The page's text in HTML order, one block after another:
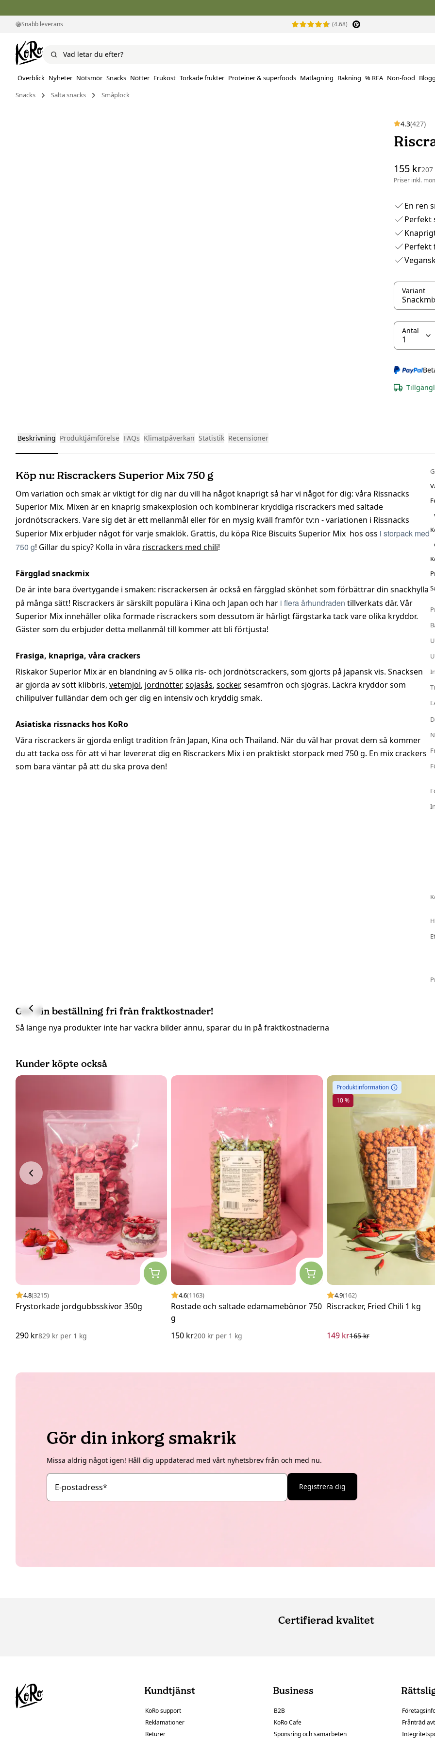
Snabb leverans (4.68)
Överblick Nyheter Nötsmör Snacks Nötter Frukost Torkade frukter Proteiner & superfoods Matlagning Bakning % REA Non-food Blogg
Snacks
Salta snacks Småplock
4.3(427)
155 kr207
Priser inkl.
En ren
Perfekt
Perfekt
Variant
Antal
Beskrivning Produktjämförelse FAQs Klimatpåverkan Statistik Recensioner
Köp nu: Riscrackers Superior Mix 750 g
Om variation och smak är viktigt för dig när du vill ha något knaprigt så har vi något för dig: våra Rissnacks
Superior Mix. Mixen är en knaprig smakexplosion och kombinerar kryddiga riscrackers med saltade
jordnötscrackers. Vare sig det är ett mellanmål eller för en mysig kväll framför tv:n - variationen i Rissnacks
Superior Mix erbjuder något för varje smaklök. Grattis, du köpa Rice Biscuits Superior Mix hos oss i storpack med
750 g! Gillar du spicy? Kolla in våra riscrackers med chili!
Färgglad snackmix
De är inte bara övertygande i smaken: riscrackersen är också en färgglad skönhet som förbättrar din snackhylla
på många sätt! Riscrackers är särskilt populära i Kina och Japan och har i flera århundraden tillverkats där. Vår
Superior Mix innehåller olika formade riscrackers som dessutom är härligt färgstarka tack vare olika kryddor.
Gäster som du erbjuder detta mellanmål till kommer att bli förtjusta!
Frasiga, knapriga, våra crackers
Riskakor Superior Mix är en blandning av 5 olika ris- och jordnötscrackers, som gjorts på japansk vis. Snacksen
är gjorda av sött klibbris, vetemjöl, jordnötter, sojasås, socker, sesamfrön och sjögräs. Läckra kryddor som
chilipulver fulländar dem och ger dig en intensiv och kryddig smak.
Asiatiska rissnacks hos KoRo
Våra riscrackers är gjorda enligt tradition från Japan, Kina och Thailand. När du väl har provat dem så kommer
du att tacka oss för att vi har levererat dig en Riscrackers Mix i en praktiskt storpack med 750 g. En mix crackers
som bara väntar på att du ska prova den!
Gör din beställning fri från fraktkostnader!
Så länge nya produkter inte har vackra bilder ännu, sparar du in på fraktkostnaderna
Kunder köpte också
4.8(3215)
Frystorkade jordgubbsskivor 350g
290 kr829 kr per 1 kg
4.6(1163)
Rostade och saltade edamamebönor 750
g
150 kr200 kr per 1 kg
Produktinformation
10 %
4.9(162)
Riscracker, Fried Chili 1 kg
149 kr165 kr
Gör din inkorg smakrik
Missa aldrig något igen! Håll dig uppdaterad med vårt nyhetsbrev från och med nu.
E-postadress* Registrera dig
Certifierad kvalitet
Kundtjänst
KoRo support
Reklamationer
Returer
Business
B2B
KoRo Cafe
Sponsring och samarbeten
Frånträd